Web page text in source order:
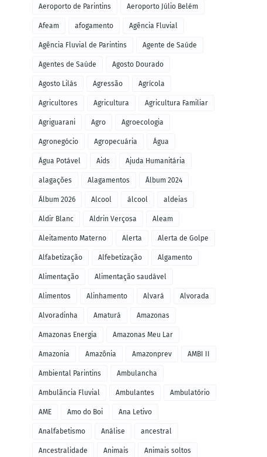
Aeroporto de Parintins Aeroporto Júlio Belém
Afeam afogamento Agência Fluvial
Agência Fluvial de Parintins Agente de Saúde
Agentes de Saúde Agosto Dourado
Agosto Lilás Agressão Agrícola
Agricultores Agricultura Agricultura Familiar
Agriguarani Agro Agroecologia
Agronegócio Agropecuária Água
Água Potável Aids Ajuda Humanitária
alagações Alagamentos Álbum 2024
Álbum 2026 Alcool álcool aldeias
Aldir Blanc Aldrin Verçosa Aleam
Aleitamento Materno Alerta Alerta de Golpe
Alfabetização Alfebetização Algamento
Alimentação Alimentação saudável
Alimentos Alinhamento Alvará Alvorada
Alvoradinha Amaturá Amazonas
Amazonas Energia Amazonas Meu Lar
Amazonia Amazônia Amazonprev AMBI II
Ambiental Parintins Ambulancha
Ambulância Fluvial Ambulantes Ambulatório
AME Amo do Boi Ana Letivo
Analfabetismo Análise ancestral
Ancestralidade Animais Animais soltos